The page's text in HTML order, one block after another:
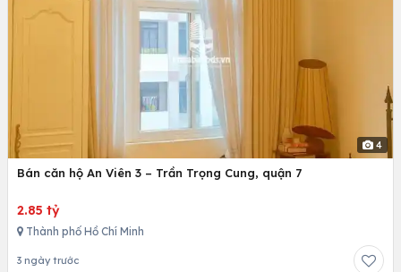
4
Bán căn hộ An Viên 3 – Trần Trọng Cung, quận 7
2.85 tỷ
Thành phố Hồ Chí Minh
3 ngày trước